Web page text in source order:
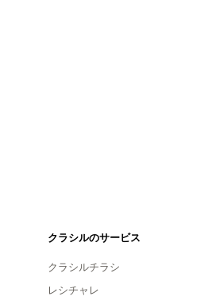
クラシルのサービス
クラシルチラシ
レシチャレ